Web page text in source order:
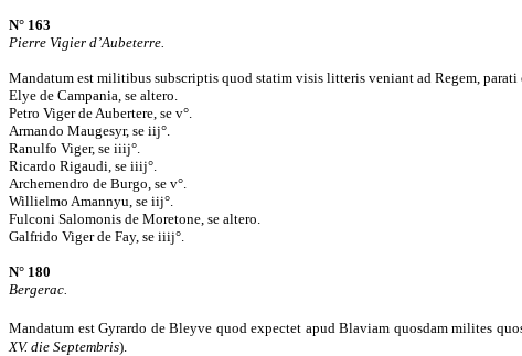
N° 163
Pierre Vigier d’Aubeterre.
Mandatum est militibus subscriptis quod statim visis litteris veniant ad Regem,
Elye de Campania, se altero.
Petro Viger de Aubertere, se v°.
Armando Maugesyr, se iij°.
Ranulfo Viger, se iiij°.
Ricardo Rigaudi, se iiij°.
Archemendro de Burgo, se v°.
Willielmo Amannyu, se iij°.
Fulconi Salomonis de Moretone, se altero.
Galfrido Viger de Fay, se iiij°.
N° 180
Bergerac.
Mandatum est Gyrardo de Bleyve quod expectet apud Blaviam quosdam milites
XV. die Septembris).